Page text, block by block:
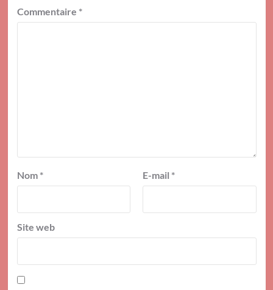
Commentaire *
Nom * E-mail *
Site web